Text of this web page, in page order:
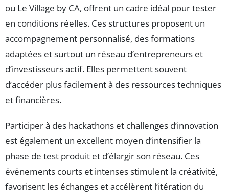
ou Le Village by CA, offrent un cadre idéal pour tester
en conditions réelles. Ces structures proposent un
accompagnement personnalisé, des formations
adaptées et surtout un réseau d’entrepreneurs et
d’investisseurs actif. Elles permettent souvent
d’accéder plus facilement à des ressources techniques
et financières.
Participer à des hackathons et challenges d’innovation
est également un excellent moyen d’intensifier la
phase de test produit et d’élargir son réseau. Ces
événements courts et intenses stimulent la créativité,
favorisent les échanges et accélèrent l’itération du